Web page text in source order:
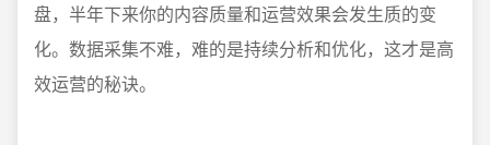
盘，半年下来你的内容质量和运营效果会发生质的变
化。数据采集不难，难的是持续分析和优化，这才是高
效运营的秘诀。